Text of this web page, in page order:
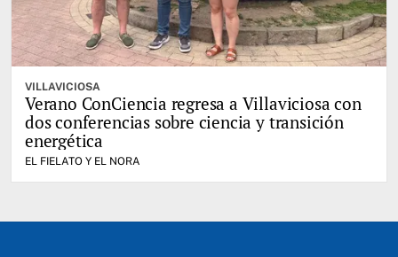
VILLAVICIOSA
Verano ConCiencia regresa a Villaviciosa con
dos conferencias sobre ciencia y transición
energética
EL FIELATO Y EL NORA